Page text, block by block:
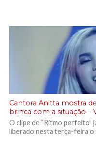
Cantora Anitta mostra
brinca com a situação –
O clipe de “Ritmo perfeito”
liberado nesta terça-feira o